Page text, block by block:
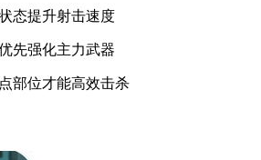
态提升射击速度
先强化主力武器
部位才能高效击杀